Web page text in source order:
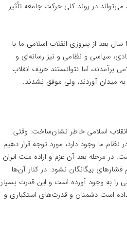
در روند کلی حرکت جامعه تأثیر
رضایی ادامه داد: نکته‌ای که باید به آن توجه شود این است که در طول این ۴۴ سال بعد از پیروزی انقلاب اسلامی ما با
سیاسی و نظامی و نیز رسانه‌ای و
برآمدند، اما نتوانستند حریف انقلاب
میدان آوردند، ولی موفق نشدند.
انقلاب اسلامی خاطر نشان‌ساخت: وقتی
ما وجود دارد، مورد توجه قرار دهیم
مرحله بعد آن عزم و اراده ملت ایران
بیگانگان نشود. در کنار آن‌ها
را به وجود آورده است و این قدرت بسیار
است دشمنان و قدرت‌های استکباری و